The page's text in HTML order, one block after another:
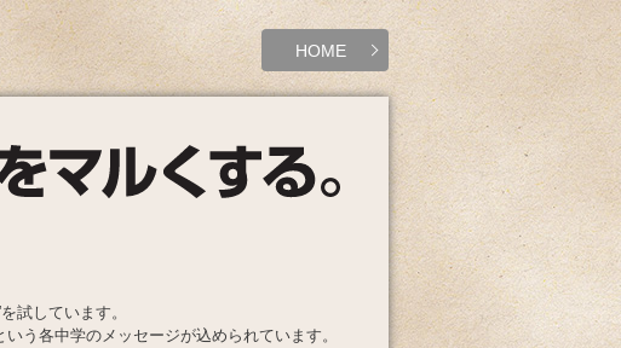
HOME
試しています。
う各中学のメッセージが込められています。